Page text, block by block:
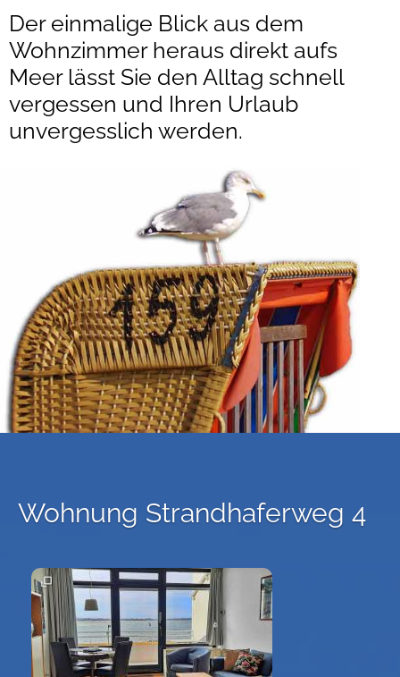
Der einmalige Blick aus dem
Wohnzimmer heraus direkt aufs
Meer lässt Sie den Alltag schnell
vergessen und Ihren Urlaub
unvergesslich werden.
Wohnung Strandhaferweg 4